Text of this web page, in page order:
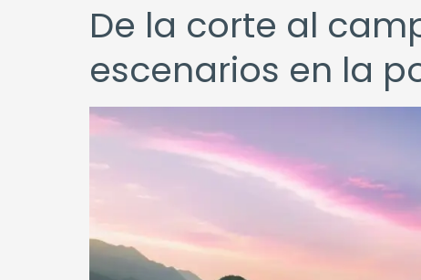
De la corte al
escenarios en la